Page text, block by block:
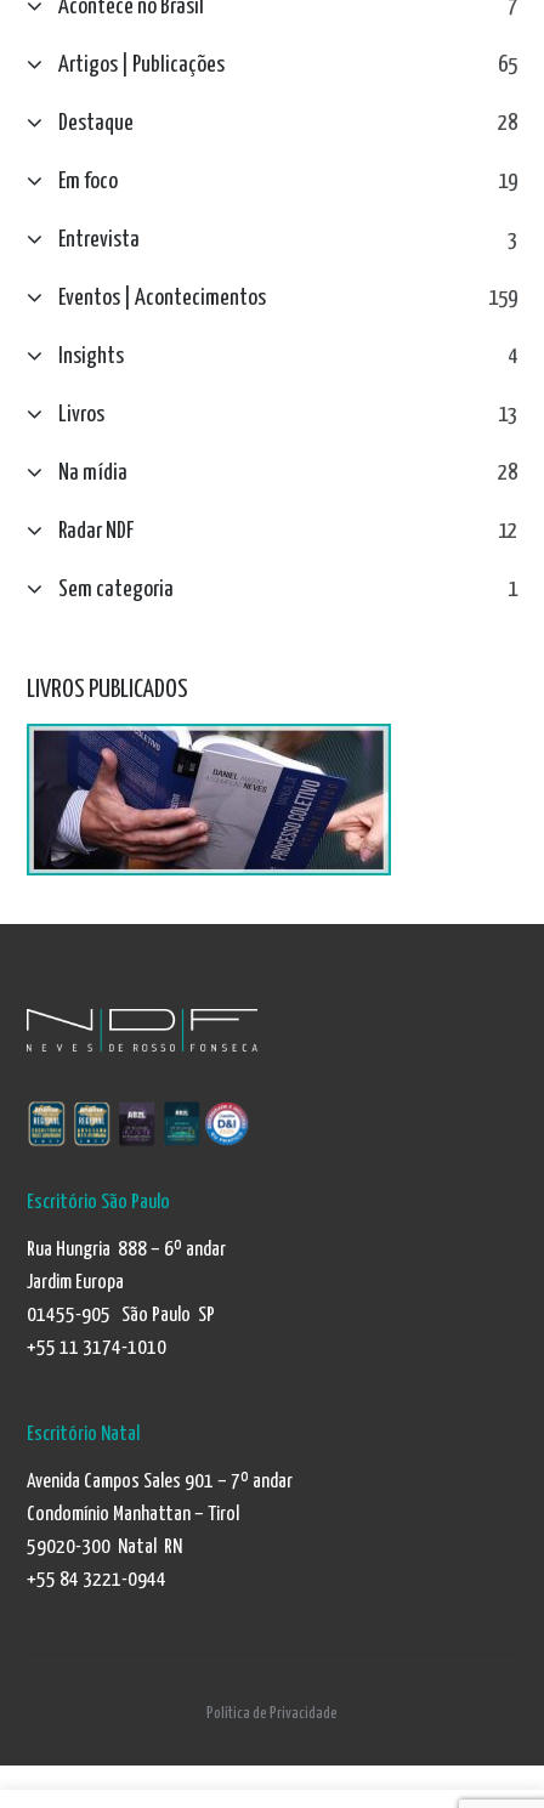
Acontece no Brasil 7
Artigos | Publicações 65
Destaque 28
Em foco 19
Entrevista 3
Eventos | Acontecimentos 159
Insights 4
Livros 13
Na mídia 28
Radar NDF 12
Sem categoria 1
LIVROS PUBLICADOS
Escritório São Paulo
Rua Hungria 888 – 6º andar
Jardim Europa
01455-905 São Paulo SP
+55 11 3174-1010
Escritório Natal
Avenida Campos Sales 901 – 7º andar
Condomínio Manhattan – Tirol
59020-300 Natal RN
+55 84 3221-0944
Política de Privacidade